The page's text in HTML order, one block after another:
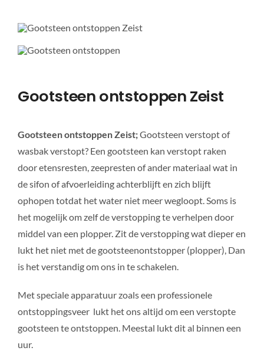
Gootsteen ontstoppen Zeist
Gootsteen ontstoppen Zeist;Gootsteen verstopt of
wasbak verstopt? Een gootsteen kan verstopt raken
door etensresten, zeepresten of ander materiaal wat in
de sifon of afvoerleiding achterblijft en zich blijft
ophopen totdat het water niet meer wegloopt. Soms is
het mogelijk om zelf de verstopping te verhelpen door
middel van een plopper. Zit de verstopping wat dieper en
lukt het niet met de gootsteenontstopper (plopper), Dan
is het verstandig om ons in te schakelen.
Met speciale apparatuur zoals een professionele
ontstoppingsveer lukt het ons altijd om een verstopte
gootsteen te ontstoppen. Meestal lukt dit al binnen een
uur.